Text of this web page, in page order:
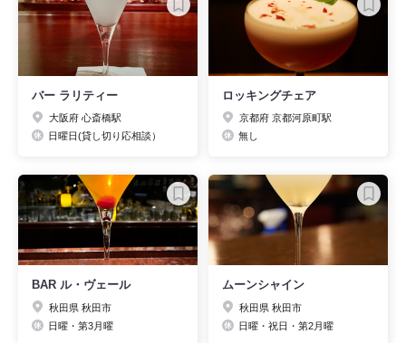
バー ラリティー
大阪府 心斎橋駅
日曜日(貸し切り応相談）
ロッキングチェア
京都府 京都河原町駅
無し
BAR ル・ヴェール
秋田県 秋田市
日曜・第3月曜
ムーンシャイン
秋田県 秋田市
日曜・祝日・第2月曜